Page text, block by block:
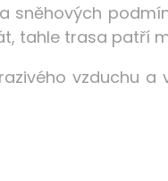
sněhových
tahle trasa patří
vzduchu